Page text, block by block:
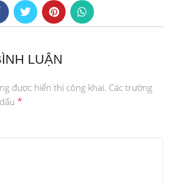
LUẬN
được hiển thị công khai. Các trường
*